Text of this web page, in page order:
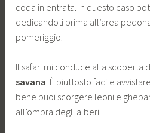
coda in entrata. In questo caso
dedicandoti prima all’area
pomeriggio.
Il safari mi conduce alla scoperta
savana. È piuttosto facile
bene puoi scorgere leoni e
all’ombra degli alberi.